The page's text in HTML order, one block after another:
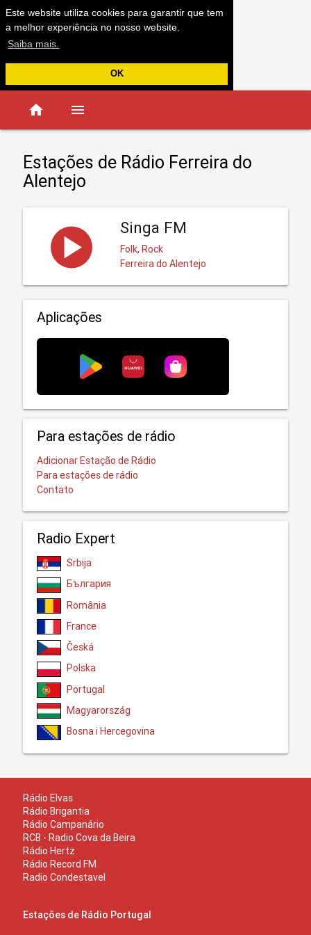
Este website utiliza cookies para garantir que tem
a melhor experiência no nosso website.
Saiba mais.
OK
home menu
Estações de Rádio Ferreira do
Alentejo
Singa FM
Folk, Rock
Ferreira do Alentejo
Aplicações
Para estações de rádio
Adicionar Estação de Rádio
Para estações de rádio
Contato
Radio Expert
Srbija
България
România
France
Česká
Polska
Portugal
Magyarország
Bosna i Hercegovina
Rádio Elvas
Rádio Brigantia
Rádio Campanário
RCB - Radio Cova da Beira
Rádio Hertz
Rádio Record FM
Radio Condestavel
Estações de Rádio Portugal